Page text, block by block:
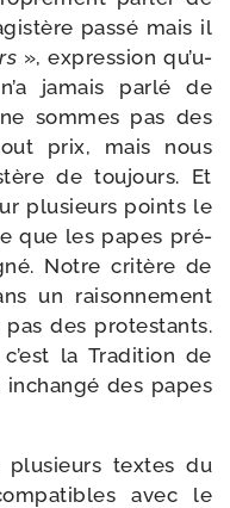
pas­sé mais il
», expres­sion qu’u­
jamais par­lé de
sommes pas des
prix, mais nous
de tou­jours. Et
plu­sieurs points le
que les papes pré­
Notre cri­tère de
un rai­son­ne­ment
des pro­tes­tants.
la Tradition de
inchan­gé des papes
textes du
avec le